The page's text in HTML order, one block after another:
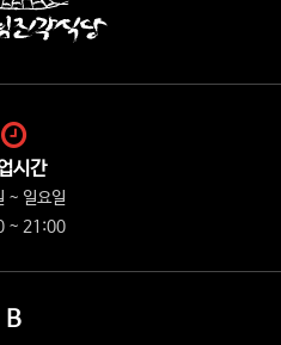
시간
~ 일요일
~ 21:00
B